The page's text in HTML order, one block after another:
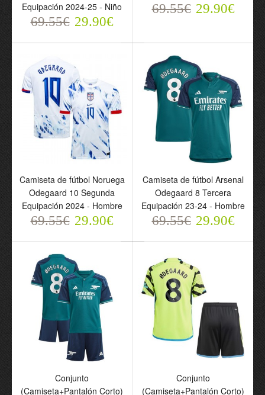
Conjunto
(Camiseta+Pantalón
Corto) Arsenal Odegaard
8 Primera Equipación
2024-25 - Niño
69.55€ 29.90€
Camiseta de fútbol
Noruega Odegaard 10
Primera Equipación 2024
- Hombre
69.55€ 29.90€
Equipación 2024-25 - Niño
69.55€ 29.90€
69.55€ 29.90€
Camiseta de fútbol Noruega
Odegaard 10 Segunda
Equipación 2024 - Hombre
69.55€ 29.90€
Camiseta de fútbol Arsenal
Odegaard 8 Tercera
Equipación 23-24 - Hombre
69.55€ 29.90€
Conjunto
(Camiseta+Pantalón Corto)
Conjunto
(Camiseta+Pantalón Corto)